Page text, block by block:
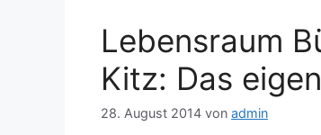
Lebensraum
Kitz: Das
28. August 2014 von admin